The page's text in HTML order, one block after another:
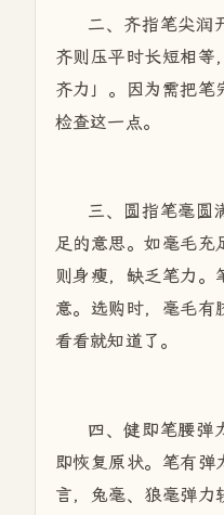
二、齐指笔尖润
齐则压平时长短相等
齐力」。因为需把笔
检查这一点。
三、圆指笔毫圆
足的意思。如毫毛充
则身瘦，缺乏笔力。
意。选购时，毫毛有
看看就知道了。
四、健即笔腰弹
即恢复原状。笔有弹
言，兔毫、狼毫弹力